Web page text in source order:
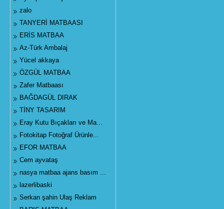
zalo
TANYERİ MATBAASI
ERİS MATBAA
Az-Türk Ambalaj
Yücel akkaya
ÖZGÜL MATBAA
Zafer Matbaası
BAĞDAGÜL DIRAK
TİNY TASARIM
Eray Kutu Bıçakları ve Ma...
Fotokitap Fotoğraf Ürünle...
EFOR MATBAA
Cem ayvataş
nasya matbaa ajans basım ...
lazerlibaski
Serkan şahin Ulaş Reklam